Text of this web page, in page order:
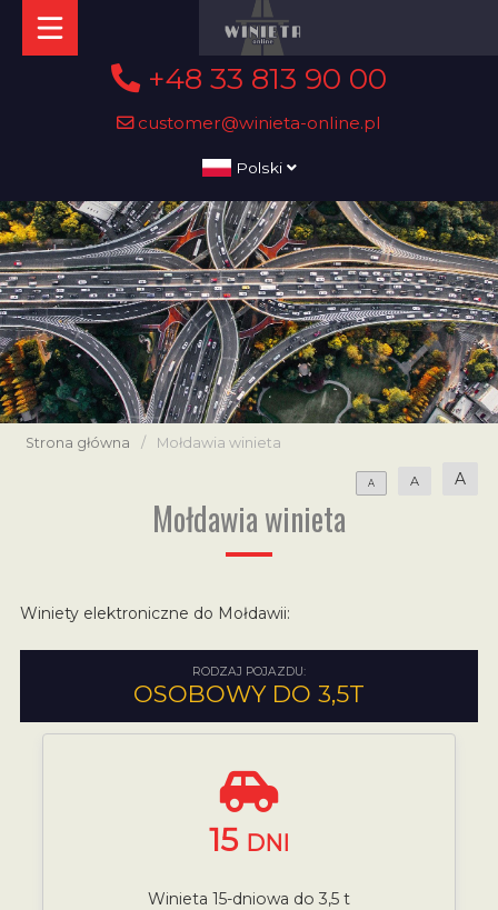
+48 33 813 90 00
customer@winieta-online.pl
Polski
Strona główna / Mołdawia winieta
A A A
Mołdawia winieta
Winiety elektroniczne do Mołdawii:
RODZAJ POJAZDU:
OSOBOWY DO 3,5T
15 DNI
Winieta 15-dniowa do 3,5 t